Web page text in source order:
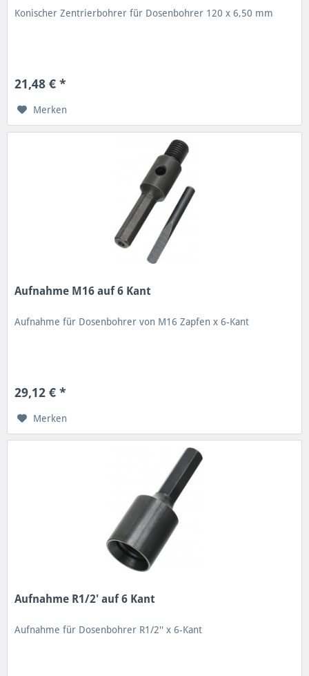
Konischer Zentrierbohrer für Dosenbohrer 120 x 6,50 mm
21,48 € *
Merken
Aufnahme M16 auf 6 Kant
Aufnahme für Dosenbohrer von M16 Zapfen x 6-Kant
29,12 € *
Merken
Aufnahme R1/2' auf 6 Kant
Aufnahme für Dosenbohrer R1/2'' x 6-Kant